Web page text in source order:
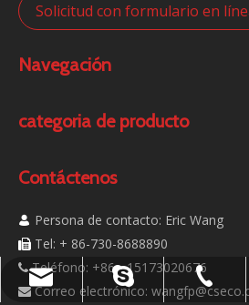
Solicitud con formulario en
Navegación
wangfp@cseco.cn
en vivo: + 86-730-8688890
+86 -
categoria de producto
Contáctenos
 Persona de contacto: Eric Wang
 Tel: + 86-730-8688890
Teléfono: +86 - 15173020676
 Correo electrónico: